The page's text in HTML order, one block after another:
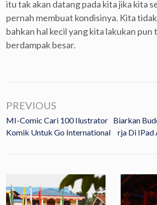
itu tak akan datang pada kita jika kita
pernah membuat kondisinya. Kita
bahkan hal kecil yang kita lakukan pun
berdampak besar.
PREVIOUS
MI-Comic Cari 100 Ilustrator
Komik Untuk Go International
Biarkan
Rja Di